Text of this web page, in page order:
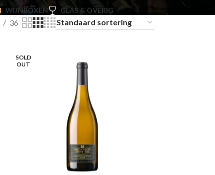
WIJNBOXEN GLAS & OVERIG
36
SOLD
OUT